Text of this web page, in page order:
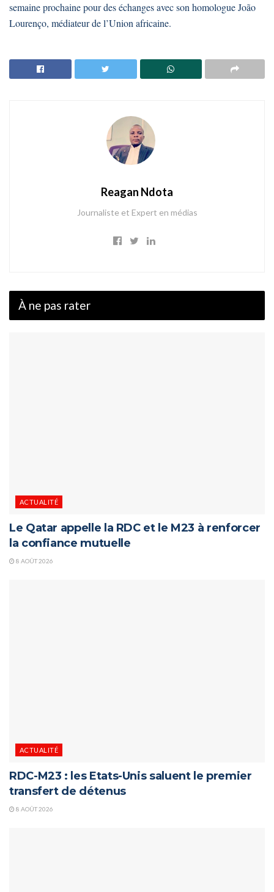
semaine prochaine pour des échanges avec son homologue João
Lourenço, médiateur de l’Union africaine.
Reagan Ndota
Journaliste et Expert en médias
À ne pas rater
ACTUALITÉ
Le Qatar appelle la RDC et le M23 à renforcer
la confiance mutuelle
8 AOÛT 2026
ACTUALITÉ
RDC-M23 : les Etats-Unis saluent le premier
transfert de détenus
8 AOÛT 2026